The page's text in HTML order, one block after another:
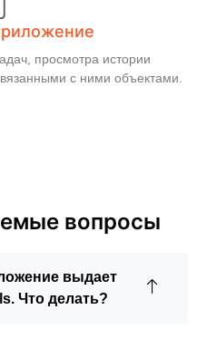
просмотра истории
с ними объектами.
вопросы
выдает
Что делать?